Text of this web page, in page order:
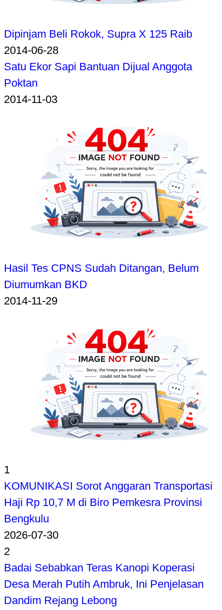
Dipinjam Beli Rokok, Supra X 125 Raib
2014-06-28
Satu Ekor Sapi Bantuan Dijual Anggota
Poktan
2014-11-03
Hasil Tes CPNS Sudah Ditangan, Belum
Diumumkan BKD
2014-11-29
1
KOMUNIKASI Sorot Anggaran Transportasi
Haji Rp 10,7 M di Biro Pemkesra Provinsi
Bengkulu
2026-07-30
2
Badai Sebabkan Teras Kanopi Koperasi
Desa Merah Putih Ambruk, Ini Penjelasan
Dandim Rejang Lebong